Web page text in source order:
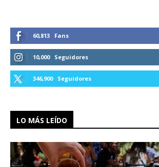
60,813 Fans
10,000 Seguidores
346,900 Seguidores
LO MÁS LEÍDO